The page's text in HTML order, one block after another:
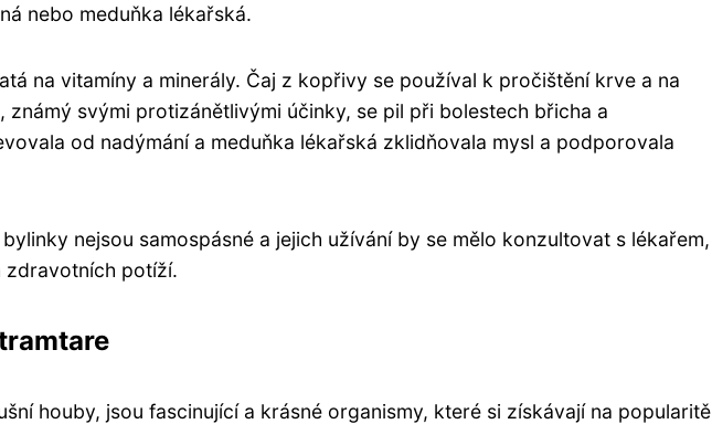
nebo meduňka lékařská.
na vitamíny a minerály. Čaj z kopřivy se používal k pročištění krve a na
známý svými protizánětlivými účinky, se pil při bolestech břicha a
od nadýmání a meduňka lékařská zklidňovala mysl a podporovala
nejsou samospásné a jejich užívání by se mělo konzultovat s lékařem,
potíží.
houby, jsou fascinující a krásné organismy, které si získávají na popularitě